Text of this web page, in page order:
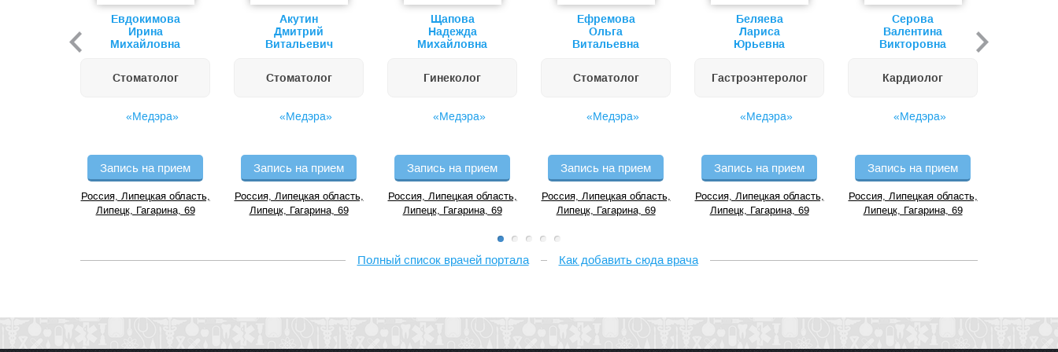
Евдокимова
Ирина
Михайловна
Стоматолог
«Медэра»
Запись на прием
Россия, Липецкая область,
Липецк, Гагарина, 69
Акутин
Дмитрий
Витальевич
Стоматолог
«Медэра»
Запись на прием
Россия, Липецкая область,
Липецк, Гагарина, 69
Щапова
Надежда
Михайловна
Гинеколог
«Медэра»
Запись на прием
Россия, Липецкая область,
Липецк, Гагарина, 69
Ефремова
Ольга
Витальевна
Стоматолог
«Медэра»
Запись на прием
Россия, Липецкая область,
Липецк, Гагарина, 69
Беляева
Лариса
Юрьевна
Гастроэнтеролог
«Медэра»
Запись на прием
Россия, Липецкая область,
Липецк, Гагарина, 69
Серова
Валентина
Викторовна
Кардиолог
«Медэра»
Запись на прием
Россия, Липецкая область,
Липецк, Гагарина, 69
Полный список врачей портала Как добавить сюда врача